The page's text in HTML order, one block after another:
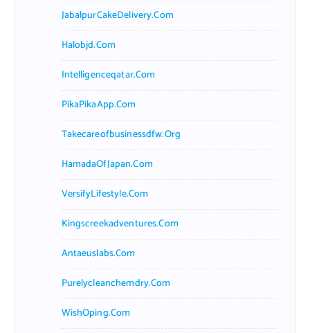
JabalpurCakeDelivery.com
Halobjd.com
Intelligenceqatar.com
PikaPikaApp.com
Takecareofbusinessdfw.org
HamadaOfJapan.com
VersifyLifestyle.com
Kingscreekadventures.com
Antaeuslabs.com
Purelycleanchemdry.com
WishOping.com